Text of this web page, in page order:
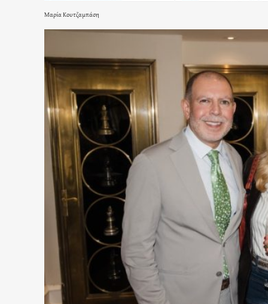
Μαρία Κουτζαμπάση